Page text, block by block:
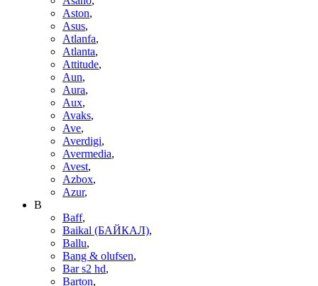
Aston,
Asus,
Atlanfa,
Atlanta,
Attitude,
Aun,
Aura,
Aux,
Avaks,
Ave,
Averdigi,
Avermedia,
Avest,
Azbox,
Azur,
B
Baff,
Baikal (БАЙКАЛ),
Ballu,
Bang & olufsen,
Bar s2 hd,
Barton,